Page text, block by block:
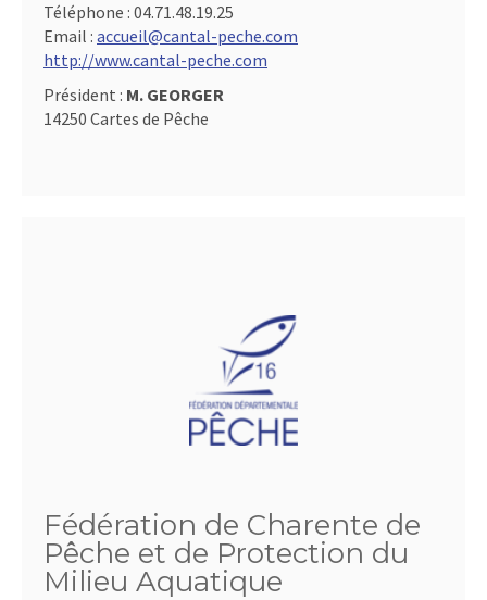
Téléphone : 04.71.48.19.25
Email : accueil@cantal-peche.com
http://www.cantal-peche.com
Président : M. GEORGER
14250 Cartes de Pêche
Fédération de Charente de
Pêche et de Protection du
Milieu Aquatique